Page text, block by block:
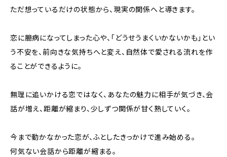
ただ想っているだけの状態から、現実の関係へと導きます。
恋に臆病になってしまった心や、「どうせうまくいかないかも」とい
う不安を、前向きな気持ちへと変え、自然体で愛される流れを作
ることができるように。
無理に追いかける恋ではなく、あなたの魅力に相手が気づき、会
話が増え、距離が縮まり、少しずつ関係が甘く熟していく。
今まで動かなかった恋が、ふとしたきっかけで進み始める。
何気ない会話から距離が縮まる。